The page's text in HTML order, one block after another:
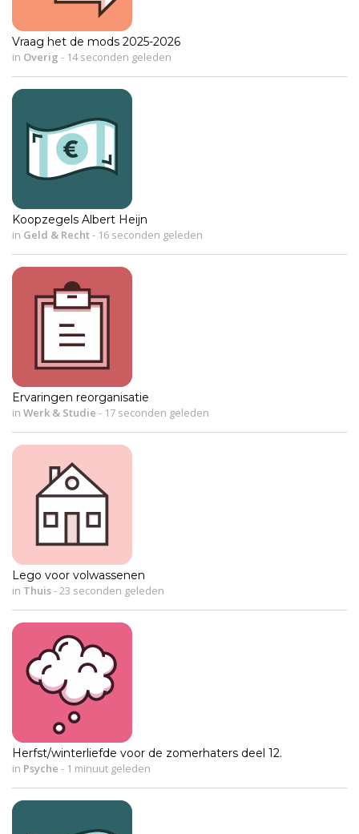
Vraag het de mods 2025-2026
in Overig - 14 seconden geleden
Koopzegels Albert Heijn
in Geld & Recht- 16 seconden geleden
Ervaringen reorganisatie
in Werk & Studie - 17 seconden geleden
Lego voor volwassenen
in Thuis-23 seconden geleden
Herfst/winterliefde voor de zomerhaters deel 12.
in Psyche - 1 minuut geleden